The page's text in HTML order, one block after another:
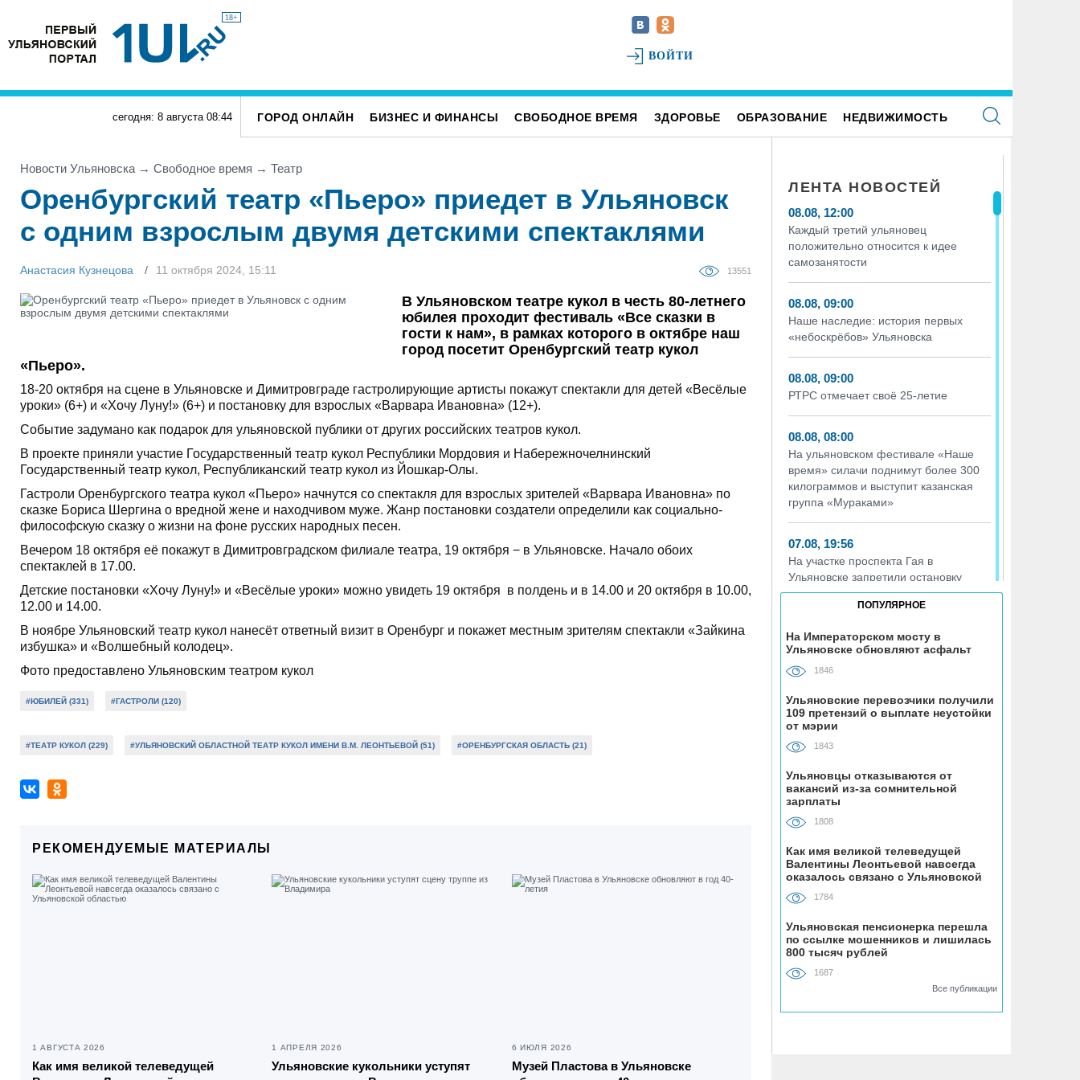
18+
ВОЙТИ
сегодня: 8 августа 08:44 ГОРОД ОНЛАЙН БИЗНЕС И ФИНАНСЫ СВОБОДНОЕ ВРЕМЯ ЗДОРОВЬЕ ОБРАЗОВАНИЕ НЕДВИЖИМОСТЬ
Новости Ульяновска → Свободное время → Театр
Оренбургский театр «Пьеро» приедет в Ульяновск
с одним взрослым двумя детскими спектаклями
Анастасия Кузнецова 11 октября 2024, 15:11 13551
В Ульяновском театре кукол в честь 80-летнего
юбилея проходит фестиваль «Все сказки в
гости к нам», в рамках которого в октябре наш
город посетит Оренбургский театр кукол
«Пьеро».
18-20 октября на сцене в Ульяновске и Димитровграде гастролирующие артисты покажут спектакли для детей «Весёлые
уроки» (6+) и «Хочу Луну!» (6+) и постановку для взрослых «Варвара Ивановна» (12+).
Событие задумано как подарок для ульяновской публики от других российских театров кукол.
В проекте приняли участие Государственный театр кукол Республики Мордовия и Набережночелнинский
Государственный театр кукол, Республиканский театр кукол из Йошкар-Олы.
Гастроли Оренбургского театра кукол «Пьеро» начнутся со спектакля для взрослых зрителей «Варвара Ивановна» по
сказке Бориса Шергина о вредной жене и находчивом муже. Жанр постановки создатели определили как социально-
философскую сказку о жизни на фоне русских народных песен.
Вечером 18 октября её покажут в Димитровградском филиале театра, 19 октября − в Ульяновске. Начало обоих
спектаклей в 17.00.
Детские постановки «Хочу Луну!» и «Весёлые уроки» можно увидеть 19 октября в полдень и в 14.00 и 20 октября в 10.00,
12.00 и 14.00.
В ноябре Ульяновский театр кукол нанесёт ответный визит в Оренбург и покажет местным зрителям спектакли «Зайкина
избушка» и «Волшебный колодец».
Фото предоставлено Ульяновским театром кукол
#ЮБИЛЕЙ (331) #ГАСТРОЛИ (120)
#ТЕАТР КУКОЛ (229) #УЛЬЯНОВСКИЙ ОБЛАСТНОЙ ТЕАТР КУКОЛ ИМЕНИ В.М. ЛЕОНТЬЕВОЙ (51) #ОРЕНБУРГСКАЯ ОБЛАСТЬ (21)
РЕКОМЕНДУЕМЫЕ МАТЕРИАЛЫ
1 АВГУСТА 2026
Как имя великой телеведущей
1 АПРЕЛЯ 2026
Ульяновские кукольники уступят
6 ИЮЛЯ 2026
Музей Пластова в Ульяновске
ЛЕНТА НОВОСТЕЙ
08.08, 12:00
Каждый третий ульяновец
положительно относится к идее
самозанятости
08.08, 09:00
Наше наследие: история первых
«небоскрёбов» Ульяновска
08.08, 09:00
РТРС отмечает своё 25-летие
08.08, 08:00
На ульяновском фестивале «Наше
время» силачи поднимут более 300
килограммов и выступит казанская
группа «Мураками»
07.08, 19:56
На участке проспекта Гая в
Ульяновске запретили остановку
транспорта
07.08, 19:30
В «Молодёжном» парке Ульяновска
открыли новую баскетбольную
07.08, 18:43
В Ульяновском районе
захоронения
07.08, 18:00
Ульяновской области в субботу
07.08, 17:35
ВТБ: россияне увеличивают расходы
на спорт и здоровый образ жизни
07.08, 17:35
В Чердаклинском районе в ДТП
ПОПУЛЯРНОЕ
На Императорском мосту в
Ульяновске обновляют асфальт
1846
Ульяновские перевозчики получили
109 претензий о выплате неустойки
от мэрии
1843
Ульяновцы отказываются от
вакансий из-за сомнительной
зарплаты
1808
Как имя великой телеведущей
Валентины Леонтьевой навсегда
оказалось связано с Ульяновской
областью
1784
Ульяновская пенсионерка перешла
по ссылке мошенников и лишилась
800 тысяч рублей
1687
Все публикации